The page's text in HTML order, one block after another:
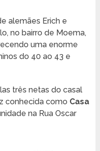
alemães Erich e
no bairro de Moema,
uma enorme
do 40 ao 43 e
três netas do casal
conhecida como Casa
na Rua Oscar